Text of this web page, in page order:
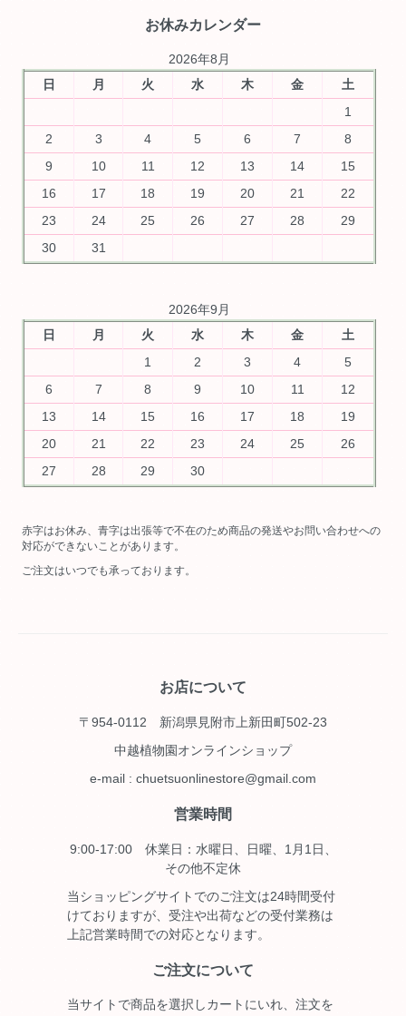
お休みカレンダー
2026年8月
日
月 火 水 木 金
土
1
2
3 4 5 6 7
8
9
10 11 12 13 14
15
16
17 18 19 20 21
22
23
24 25 26 27 28
29
30
31
2026年9月
日
月 火 水 木 金
土
1
2 3 4
5
6
7 8 9 10 11
12
13
14 15 16 17 18
19
20
21 22 23 24 25
26
27
28 29 30
赤字はお休み、青字は出張等で不在のため商品の発送やお問い合わせへの
対応ができないことがあります。
ご注文はいつでも承っております。
お店について
〒954-0112 新潟県見附市上新田町502-23
中越植物園オンラインショップ
e-mail : chuetsuonlinestore@gmail.com
営業時間
9:00-17:00 休業日：水曜日、日曜、1月1日、
その他不定休
当ショッピングサイトでのご注文は24時間受付
けておりますが、受注や出荷などの受付業務は
上記営業時間での対応となります。
ご注文について
当サイトで商品を選択しカートにいれ、注文を